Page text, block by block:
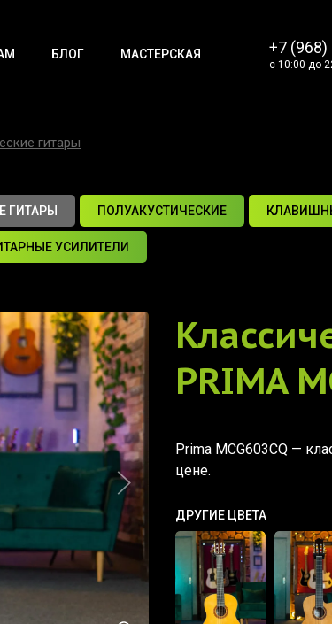
БЛОГ МАСТЕРСКАЯ +7
с 10:00 до
гитары
ГИТАРЫ ПОЛУАКУСТИЧЕСКИЕ
УСИЛИТЕЛИ
PRIMA
Prima MCG603CQ —
цене.
ДРУГИЕ ЦВЕТА